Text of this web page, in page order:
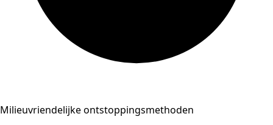
Milieuvriendelijke ontstoppingsmethoden